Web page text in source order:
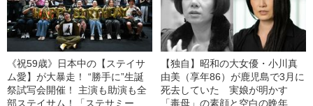
《祝59歳》日本中の【ステイサ
ム愛】が大暴走！ “勝手に”生誕
祭試写会開催！ 主演も助演も全
部ステイサム！「ステサミー
【独自】昭和の大女優・小川真
由美（享年86）が鹿児島で3月に
死去していた 実娘が明かす
「毒母」の素顔と空白の晩年